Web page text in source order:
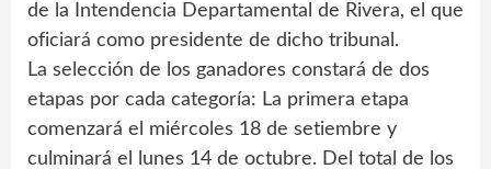
de la Intendencia Departamental de Rivera, el que
oficiará como presidente de dicho tribunal.
La selección de los ganadores constará de dos
etapas por cada categoría: La primera etapa
comenzará el miércoles 18 de setiembre y
culminará el lunes 14 de octubre. Del total de los